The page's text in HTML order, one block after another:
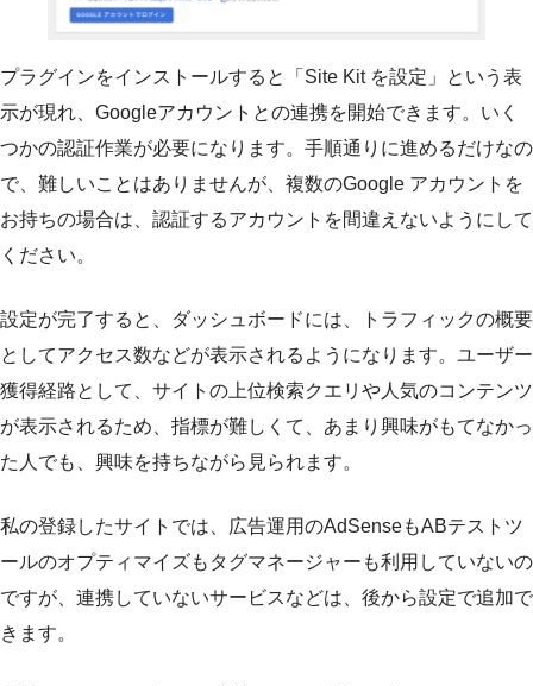
プラグインをインストールすると「Site Kit を設定」という表
示が現れ、Googleアカウントとの連携を開始できます。いく
つかの認証作業が必要になります。手順通りに進めるだけなの
で、難しいことはありませんが、複数のGoogle アカウントを
お持ちの場合は、認証するアカウントを間違えないようにして
ください。
設定が完了すると、ダッシュボードには、トラフィックの概要
としてアクセス数などが表示されるようになります。ユーザー
獲得経路として、サイトの上位検索クエリや人気のコンテンツ
が表示されるため、指標が難しくて、あまり興味がもてなかっ
た人でも、興味を持ちながら見られます。
私の登録したサイトでは、広告運用のAdSenseもABテストツ
ールのオプティマイズもタグマネージャーも利用していないの
ですが、連携していないサービスなどは、後から設定で追加で
きます。